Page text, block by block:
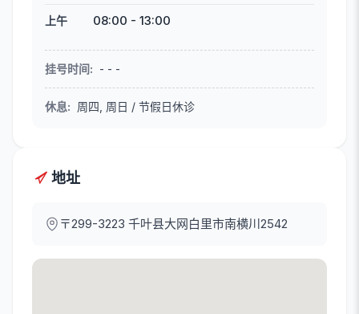
上午 08:00 - 13:00
挂号时间: - - -
休息: 周四, 周日 / 节假日休诊
地址
〒299-3223 千叶县大网白里市南横川2542